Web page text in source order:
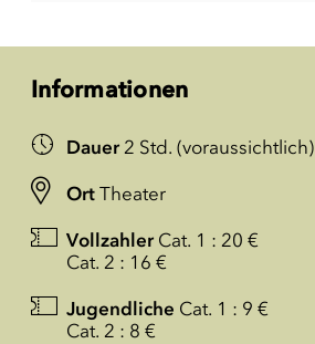
Informationen
Dauer 2 Std. (voraussichtlich)
Ort Theater
Vollzahler Cat. 1 : 20 €
Cat. 2 : 16 €
Jugendliche Cat. 1 : 9 €
Cat. 2 : 8 €